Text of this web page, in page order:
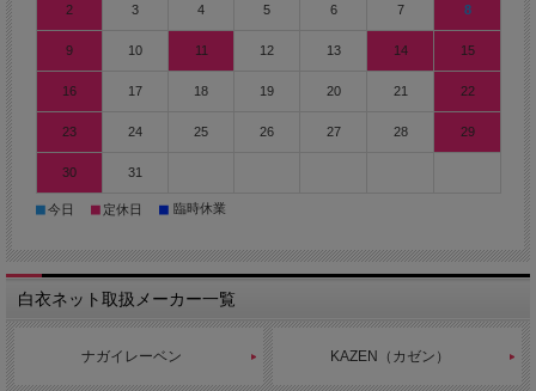
2025/11/6 履き心地が良く膝抜けしにくいケアワークパンツです。
2025/11/5 アースカラー配色が親しみやすい印象のケアワークジャ
2025/11/4 チェック柄が可愛らしい印象のマタニティワンピース。
2025/10/31 チェック柄が可愛らしい印象のマタニティパンツ。
2025/10/28 腿から裾までがスナップで開閉するパンツ。
2025/10/27 身体のラインを拾いにくい安心設計の前開き検診用シャ
ツです。
2025/10/24 厚い季節でも快適に着用できる鹿の子素材の院内・室内
2 3 4 5 6 7 8
9 10 11 12 13 14 15
16 17 18 19 20 21 22
23 24 25 26 27 28 29
30 31
■今日 ■ 定休日 ■ 臨時休業
白衣ネット取扱メーカー一覧
ナガイレーベン KAZEN（カゼン）